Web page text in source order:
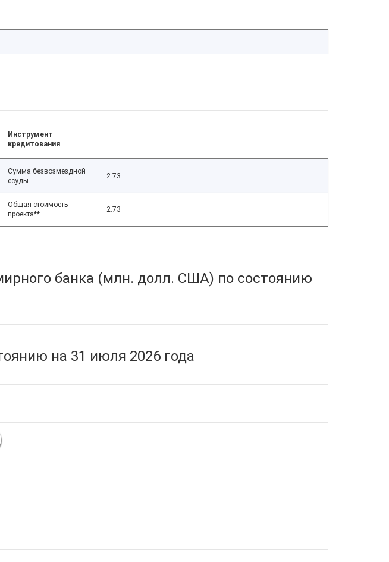
Инструмент
кредитования
Сумма безвозмездной
ссуды
2.73
Общая стоимость
проекта**
2.73
банка (млн. долл. США) по состоянию
на 31 июля 2026 года